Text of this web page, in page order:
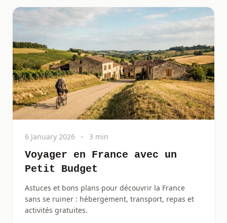
6 January 2026 3 min
Voyager en France avec un
Petit Budget
Astuces et bons plans pour découvrir la France
sans se ruiner : hébergement, transport, repas et
activités gratuites.